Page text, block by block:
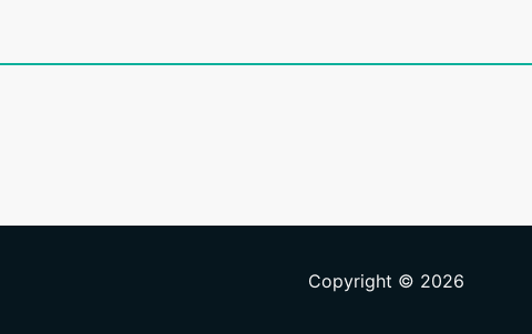
Copyright © 2026